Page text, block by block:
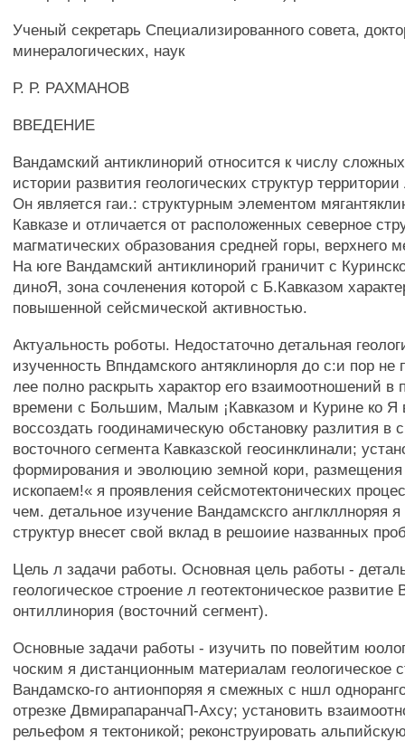
Ученый секретарь Специализированного совета,
минералогических, наук
Р. Р. РАХМАНОВ
ВВЕДЕНИЕ
Вандамский антиклинорий относится к числу
истории развития геологических структур
Он является гаи.: структурным элементом
Кавказе и отличается от расположенных северное
магматических образования средней горы, верхнего
На юге Вандамский антиклинорий граничит с
диноЯ, зона сочленения которой с Б.Кавказом
повышенной сейсмической активностью.
Актуальность роботы. Недостаточно детальная
изученность Впндамского антяклинорля до с:и пор не
лее полно раскрыть характор его взаимоотношений в
времени с Большим, Малым ¡Кавказом и Курине ко Я
воссоздать гоодинамическую обстановку разлития в
восточного сегмента Кавказской геосинклинали;
формирования и эволюцию земной кори, размещения
ископаем!« я проявления сейсмотектонических
чем. детальное изучение Вандамсксго англкллноряя
структур внесет свой вклад в решоиие названных
Цель л задачи работы. Основная цель работы -
геологическое строение л геотектоническое развитие
онтиллинория (восточний сегмент).
Основные задачи работы - изучить по повейтим
чоским я дистанционным материалам геологическое
Вандамско-го антионпоряя я смежных с ншл
отрезке ДвмирапаранчаП-Ахсу; установить
рельефом я тектоникой; реконструировать